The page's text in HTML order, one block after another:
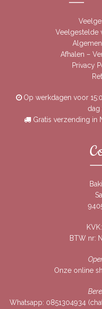
Veelgestelde
Afhalen –
Privacy
Op werkdagen voor
dag
Gratis verzending in
BTW nr:
Onze online
Whatsapp: 0851304934